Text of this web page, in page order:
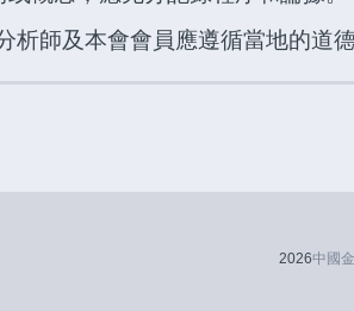
析師及本會會員應遵循當地的道
2026中國